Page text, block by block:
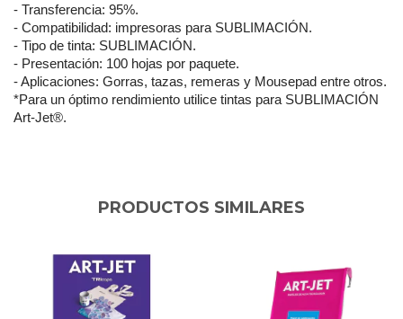
- Transferencia: 95%.
- Compatibilidad: impresoras para SUBLIMACIÓN.
- Tipo de tinta: SUBLIMACIÓN.
- Presentación: 100 hojas por paquete.
- Aplicaciones: Gorras, tazas, remeras y Mousepad entre otros.
*Para un óptimo rendimiento utilice tintas para SUBLIMACIÓN
Art-Jet®.
PRODUCTOS SIMILARES